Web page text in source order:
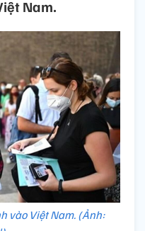
Nam.
vào Việt Nam. (Ảnh: